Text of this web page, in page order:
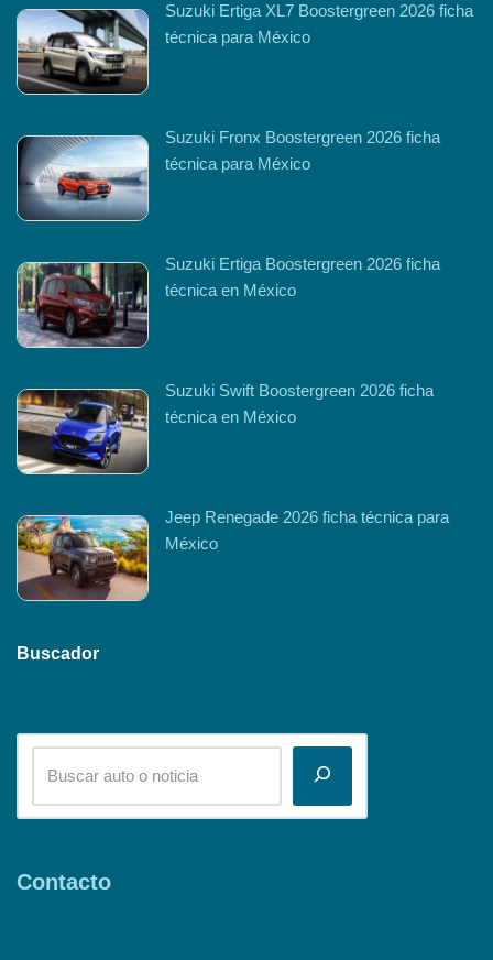
Suzuki Ertiga XL7 Boostergreen 2026 ficha
técnica para México
Suzuki Fronx Boostergreen 2026 ficha
técnica para México
Suzuki Ertiga Boostergreen 2026 ficha
técnica en México
Suzuki Swift Boostergreen 2026 ficha
técnica en México
Jeep Renegade 2026 ficha técnica para
México
Buscador
Contacto